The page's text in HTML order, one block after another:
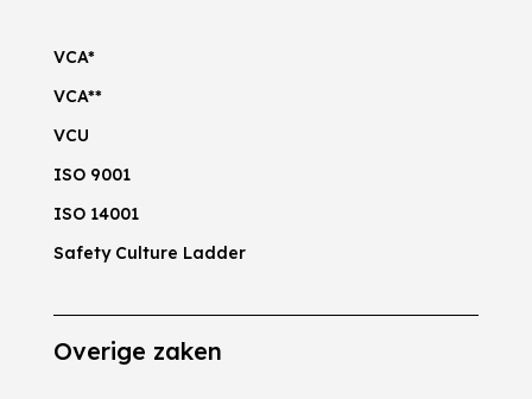
VCA*
VCA**
VCU
ISO 9001
ISO 14001
Safety Culture Ladder
Overige zaken